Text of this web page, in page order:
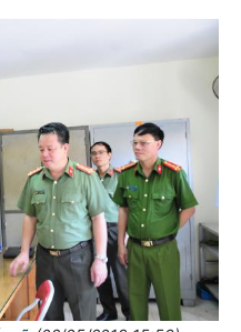
MỆNH LÀ:
CHÍNH
ĐỠ
THÀNH